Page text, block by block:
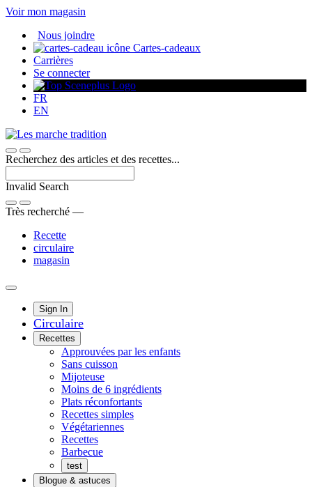
Passer
contenu
Voir mon magasin
Nous joindre
Cartes-cadeaux
Carrières
Se connecter
FR
EN
Recherchez des articles et des recettes...
Invalid Search
Submit
Très recherché —
Recette
circulaire
magasin
Main
Menu
Sign In
Circulaire
Recettes
Approuvées par les enfants
Sans cuisson
Mijoteuse
Moins de 6 ingrédients
Plats réconfortants
Recettes simples
Végétariennes
Recettes
Barbecue
test
Blogue & astuces